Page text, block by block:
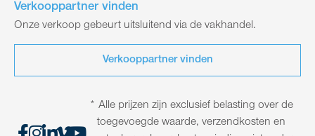
Verkooppartner vinden
Onze verkoop gebeurt uitsluitend via de vakhandel.
Verkooppartner vinden
* Alle prijzen zijn exclusief belasting over de
toegevoegde waarde, verzendkosten en